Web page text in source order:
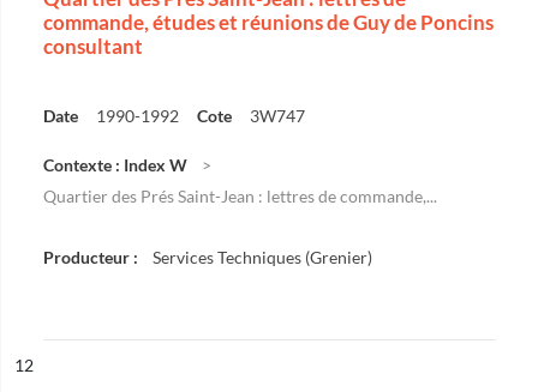
commande, études et réunions de Guy de Poncins
consultant
Date 1990-1992 Cote 3W747
Contexte : Index W
Quartier des Prés Saint-Jean : lettres de commande,...
Producteur : Services Techniques (Grenier)
n°
12